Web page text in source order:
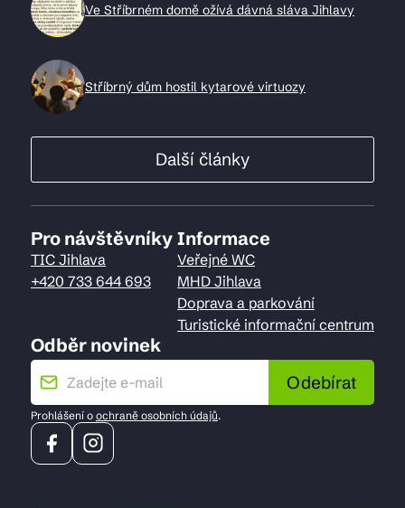
Ve Stříbrném domě ožívá dávná sláva Jihlavy
Stříbrný dům hostil kytarové virtuozy
Další články
Pro návštěvníky
TIC Jihlava
+420 733 644 693
Informace
Veřejné WC
MHD Jihlava
Doprava a parkování
Turistické informační centrum
Odběr novinek
Odebírat
Prohlášení o ochraně osobních údajů.